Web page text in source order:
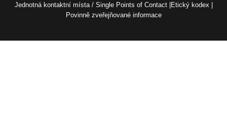
Jednotná kontaktní místa / Single Points of Contact Etický kodex
Povinně zveřejňované informace